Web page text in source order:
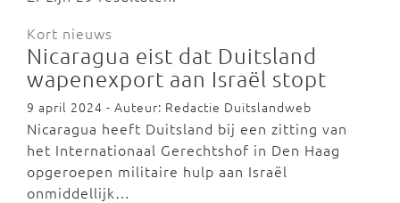
Kort nieuws
Nicaragua eist dat Duitsland
wapenexport aan Israël stopt
9 april 2024 - Auteur: Redactie Duitslandweb
Nicaragua heeft Duitsland bij een zitting van
het Internationaal Gerechtshof in Den Haag
opgeroepen militaire hulp aan Israël
onmiddellijk…